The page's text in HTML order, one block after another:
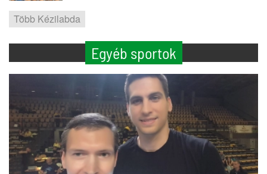
Több Kézilabda
Egyéb sportok